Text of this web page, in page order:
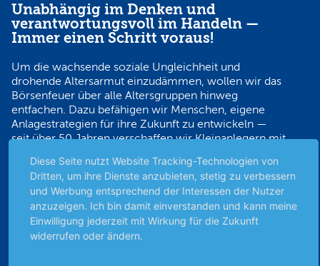
Unabhängig im Denken und
verantwortungsvoll im Handeln —
Immer einen Schritt voraus!
Um die wachsende soziale Ungleichheit und
drohende Altersarmut einzudämmen, wollen wir das
Börsenfeuer über alle Altersgruppen hinweg
entfachen. Dazu befähigen wir Menschen, eigene
Anlagestrategien für ihre Zukunft zu entwickeln —
seit über 50 Jahren verschaffen wir Kleinanlegern mit
Wissensvorsprung, der sie verantwortungsvoll auf
Erfolgskurs bringt.
Sicher bezahlen
Diese Seite nutzt Website Tracking-Technologien von
Dritten, um ihre Dienste anzubieten, stetig zu verbessern
und Werbung entsprechend der Interessen der Nutzer
anzuzeigen. Ich bin damit einverstanden und kann meine
Einwilligung jederzeit mit Wirkung für die Zukunft
widerrufen oder ändern.